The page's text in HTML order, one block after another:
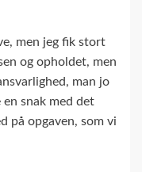
men jeg fik stort
og opholdet, men
man jo
snak med det
på opgaven, som vi